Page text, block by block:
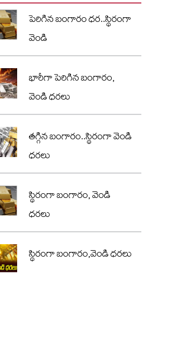
పెరిగిన బంగారం ధర..స్థిరంగా
వెండి
భారీగా పెరిగిన బంగారం,
వెండి ధరలు
తగ్గిన బంగారం..స్థిరంగా వెండి
ధరలు
స్థిరంగా బంగారం, వెండి
ధరలు
స్థిరంగా బంగారం,వెండి ధరలు